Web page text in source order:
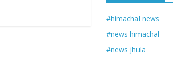
#himachal news
#news himachal
#news jhula